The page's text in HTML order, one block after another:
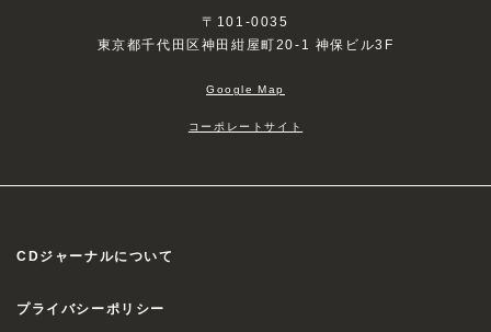
〒101-0035
東京都千代田区神田紺屋町20-1 神保ビル3F
Google Map
コーポレートサイト
CDジャーナルについて
プライバシーポリシー